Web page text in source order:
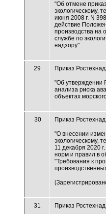
"Об отмене
экологическому,
июня 2008 г. N
действие
производства на
службе по
надзору"
29 Приказ
"Об утверждении
анализа риска
объектах
30 Приказ
"О внесении
экологическому,
11 декабря 2020
норм и правил в
"Требования к
31 Приказ